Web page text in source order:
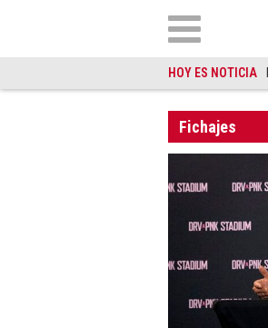
HOY ES NOTICIA
Fichajes